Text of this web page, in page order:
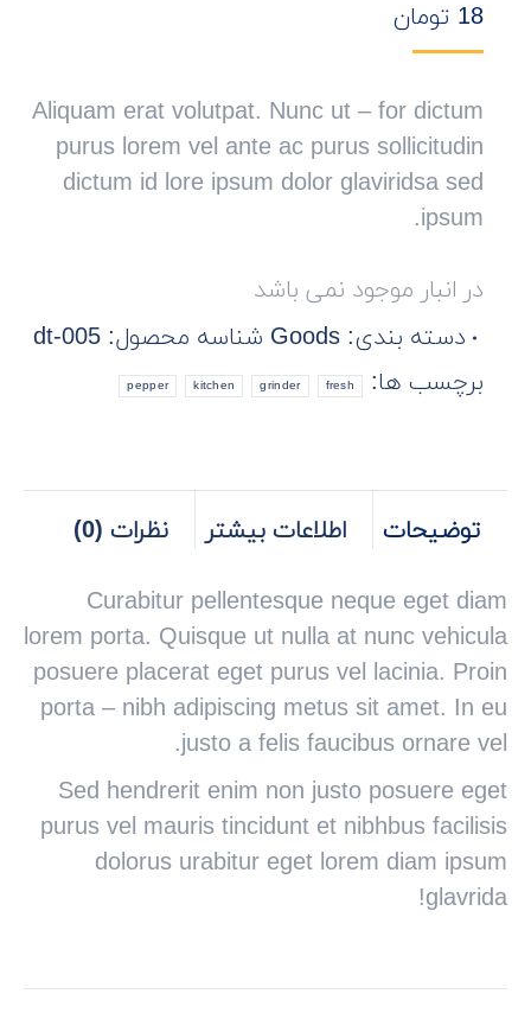
18 تومان
Aliquam erat volutpat. Nunc ut – for dictum
purus lorem vel ante ac purus sollicitudin
dictum id lore ipsum dolor glaviridsa sed
ipsum.
در انبار موجود نمی باشد
دسته بندی: Goods شناسه محصول: dt-005
برچسب ها:
fresh
grinder
kitchen
pepper
توضیحات اطلاعات بیشتر نظرات (0)
Curabitur pellentesque neque eget diam
lorem porta. Quisque ut nulla at nunc vehicula
posuere placerat eget purus vel lacinia. Proin
porta – nibh adipiscing metus sit amet. In eu
justo a felis faucibus ornare vel.
Sed hendrerit enim non justo posuere eget
purus vel mauris tincidunt et nibhbus facilisis
dolorus urabitur eget lorem diam ipsum
glavrida!